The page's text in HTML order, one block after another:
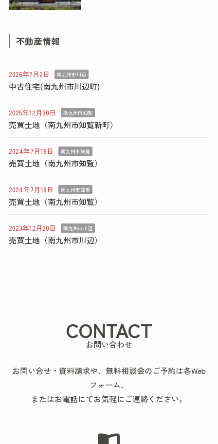
不動産情報
2026年7月2日 南九州市川辺
中古住宅(南九州市川辺町)
2025年12月30日 南九州市知覧
売買土地（南九州市知覧新町）
2024年7月18日 南九州市知覧
売買土地（南九州市知覧）
2024年7月18日 南九州市知覧
売買土地（南九州市知覧）
2023年12月20日 南九州市川辺
売買土地（南九州市川辺）
CONTACT
お問い合わせ
お問い合せ・資料請求や、無料相談会のご予約は各Web
フォーム、
またはお電話にてお気軽にご連絡ください。